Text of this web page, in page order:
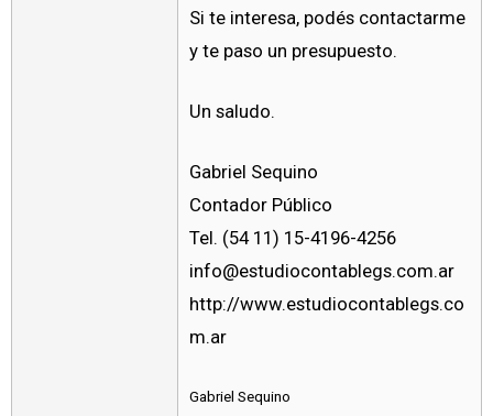
Si te interesa, podés contactarme
y te paso un presupuesto.
Un saludo.
Gabriel Sequino
Contador Público
Tel. (54 11) 15-4196-4256
info@estudiocontablegs.com.ar
http://www.estudiocontablegs.co
m.ar
Gabriel Sequino